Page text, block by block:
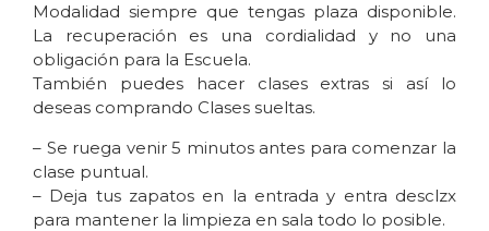
Modalidad siempre que tengas plaza disponible.
La recuperación es una cordialidad y no una
obligación para la Escuela.
También puedes hacer clases extras si así lo
deseas comprando Clases sueltas.
– Se ruega venir 5 minutos antes para comenzar la
clase puntual.
– Deja tus zapatos en la entrada y entra desclzx
para mantener la limpieza en sala todo lo posible.